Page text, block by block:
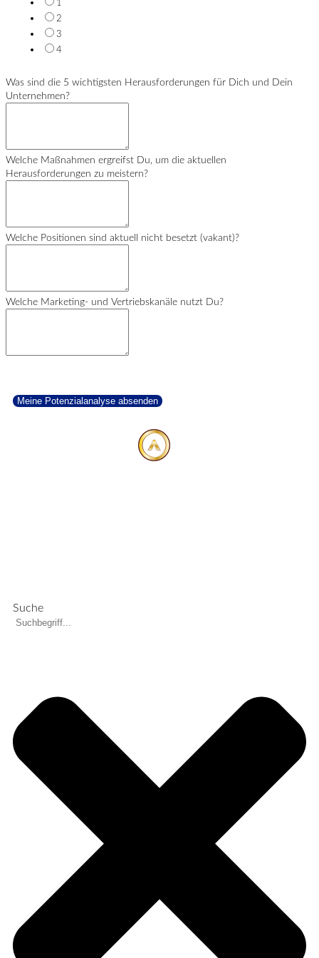
1
2
3
4
Was sind die 5 wichtigsten Herausforderungen für Dich und Dein
Unternehmen?
Welche Maßnahmen ergreifst Du, um die aktuellen
Herausforderungen zu meistern?
Welche Positionen sind aktuell nicht besetzt (vakant)?
Welche Marketing- und Vertriebskanäle nutzt Du?
Suche